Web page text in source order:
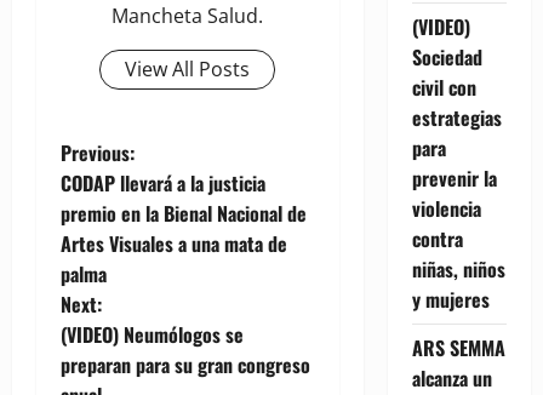
Mancheta Salud.
View All Posts
P
o
s
t
n
Previous:
CODAP llevará a la justicia
premio en la Bienal Nacional de
Artes Visuales a una mata de
palma
Next:
(VIDEO) Neumólogos se
preparan para su gran congreso
(VIDEO)
Sociedad
civil con
estrategias
para
prevenir la
violencia
contra
niñas, niños
y mujeres
ARS SEMMA
alcanza un